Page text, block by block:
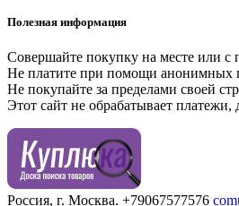
Полезная информация
Совершайте покупку на месте или
Не платите при помощи анонимных
Не покупайте за пределами своей
Этот сайт не обрабатывает
Россия, г. Москва. +79067577576